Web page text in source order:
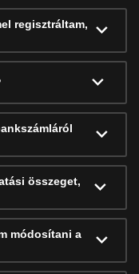
regisztráltam,
összeget,
módosítani a